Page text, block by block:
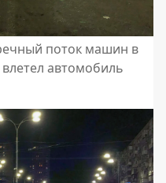
поток машин в
автомобиль